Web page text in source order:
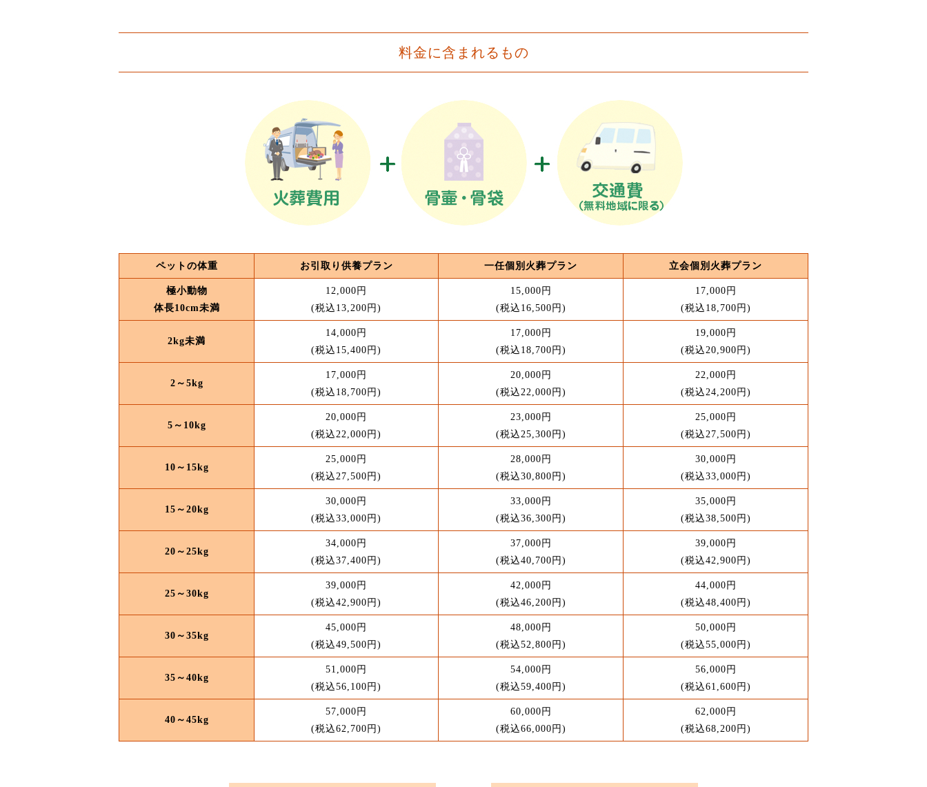
料金に含まれるもの
ペットの体重 お引取り供養プラン 一任個別火葬プラン 立会個別火葬プラン
極小動物
体長10cm未満
12,000円
(税込13,200円)
15,000円
(税込16,500円)
17,000円
(税込18,700円)
2kg未満
14,000円
(税込15,400円)
17,000円
(税込18,700円)
19,000円
(税込20,900円)
2～5kg
17,000円
(税込18,700円)
20,000円
(税込22,000円)
22,000円
(税込24,200円)
5～10kg
20,000円
(税込22,000円)
23,000円
(税込25,300円)
25,000円
(税込27,500円)
10～15kg
25,000円
(税込27,500円)
28,000円
(税込30,800円)
30,000円
(税込33,000円)
15～20kg
30,000円
(税込33,000円)
33,000円
(税込36,300円)
35,000円
(税込38,500円)
20～25kg
34,000円
(税込37,400円)
37,000円
(税込40,700円)
39,000円
(税込42,900円)
25～30kg
39,000円
(税込42,900円)
42,000円
(税込46,200円)
44,000円
(税込48,400円)
30～35kg
45,000円
(税込49,500円)
48,000円
(税込52,800円)
50,000円
(税込55,000円)
35～40kg
51,000円
(税込56,100円)
54,000円
(税込59,400円)
56,000円
(税込61,600円)
40～45kg
57,000円
(税込62,700円)
60,000円
(税込66,000円)
62,000円
(税込68,200円)